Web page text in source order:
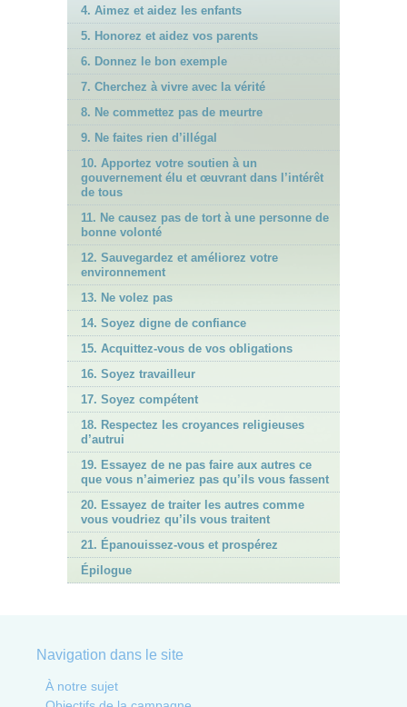
4. Aimez et aidez les enfants
5. Honorez et aidez vos parents
6. Donnez le bon exemple
7. Cherchez à vivre avec la vérité
8. Ne commettez pas de meurtre
9. Ne faites rien d’illégal
10. Apportez votre soutien à un
gouvernement élu et œuvrant dans l’intérêt
de tous
11. Ne causez pas de tort à une personne de
bonne volonté
12. Sauvegardez et améliorez votre
environnement
13. Ne volez pas
14. Soyez digne de confiance
15. Acquittez-vous de vos obligations
16. Soyez travailleur
17. Soyez compétent
18. Respectez les croyances religieuses
d’autrui
19. Essayez de ne pas faire aux autres ce
que vous n’aimeriez pas qu’ils vous fassent
20. Essayez de traiter les autres comme
vous voudriez qu’ils vous traitent
21. Épanouissez-vous et prospérez
Épilogue
Navigation dans le site
À notre sujet